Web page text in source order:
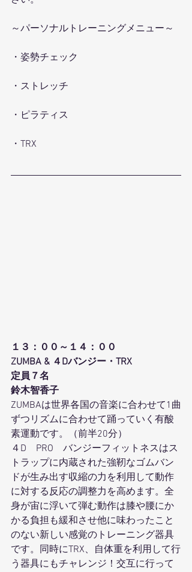
～パーソナルトレーニングメニュー～
・姿勢チェック
・ストレッチ
・ピラティス
・TRX
１３：００～１４：００
ZUMBA & ４Dバンジー・TRX
定員７名
鈴木智香子
ZUMBAは世界各国の音楽に合わせて1曲
ずつリズムに合わせて踊っていく有酸
素運動です。（前半20分）
４D　PRO　バンジーフィットネスはス
トラップに内蔵された強靭なゴムバン
ドが生み出す収縮の力を利用して動作
に対する反応の調整力を高めます。全
身が宙に浮いて弾む動作は膝や腰にか
かる負担も緩和させ他に味わったこと
のない新しい感覚のトレーニング器具
です。同時にTRX、自体重を利用して行
う器具にもチャレンジ！交互に行って